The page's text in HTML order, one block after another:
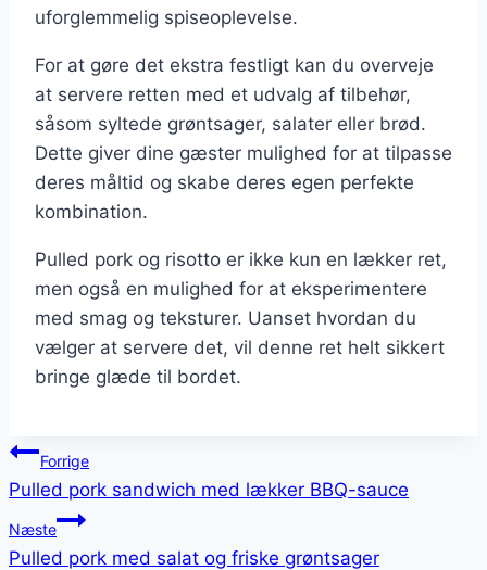
uforglemmelig spiseoplevelse.
For at gøre det ekstra festligt kan du overveje
at servere retten med et udvalg af tilbehør,
såsom syltede grøntsager, salater eller brød.
Dette giver dine gæster mulighed for at tilpasse
deres måltid og skabe deres egen perfekte
kombination.
Pulled pork og risotto er ikke kun en lækker ret,
men også en mulighed for at eksperimentere
med smag og teksturer. Uanset hvordan du
vælger at servere det, vil denne ret helt sikkert
bringe glæde til bordet.
Indlægsnavigation
Forrige
Pulled pork sandwich med lækker BBQ-sauce
Næste
Pulled pork med salat og friske grøntsager